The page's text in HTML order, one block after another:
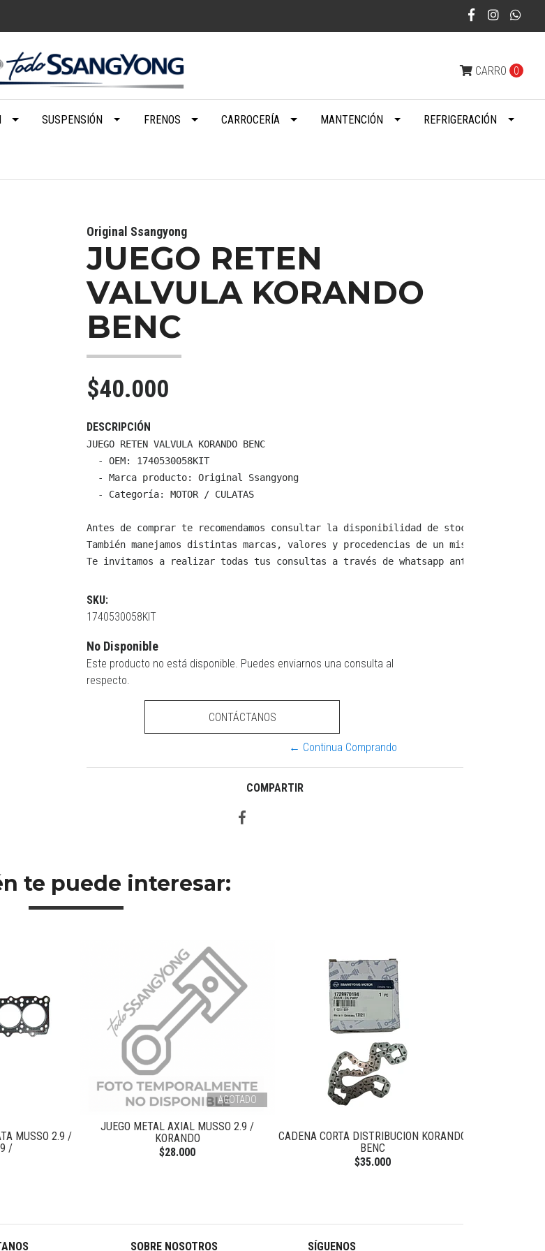
CARRO 0
SUSPENSIÓN FRENOS CARROCERÍA MANTENCIÓN REFRIGERACIÓN
Original Ssangyong
JUEGO RETEN
VALVULA KORANDO
BENC
$40.000
DESCRIPCIÓN
JUEGO RETEN VALVULA KORANDO BENC
  - OEM: 1740530058KIT
  - Marca producto: Original Ssangyong
  - Categoría: MOTOR / CULATAS
Antes de comprar te recomendamos consultar la disponibilidad de stock y
También manejamos distintas marcas, valores y procedencias de un mismo producto.
Te invitamos a realizar todas tus consultas a través de whatsapp antes de
SKU:
1740530058KIT
No Disponible
Este producto no está disponible. Puedes enviarnos una consulta al
respecto.
CONTÁCTANOS
← Continua Comprando
COMPARTIR
te puede interesar:
MUSSO 2.9 /
/
AGOTADO
JUEGO METAL AXIAL MUSSO 2.9 /
KORANDO
$28.000
CADENA CORTA DISTRIBUCION KORANDO
BENC
$35.000
SOBRE NOSOTROS SÍGUENOS